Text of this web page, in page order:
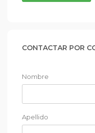
CONTACTAR POR
Nombre
Apellido